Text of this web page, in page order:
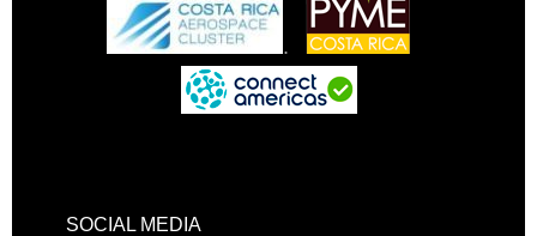
.
SOCIAL MEDIA